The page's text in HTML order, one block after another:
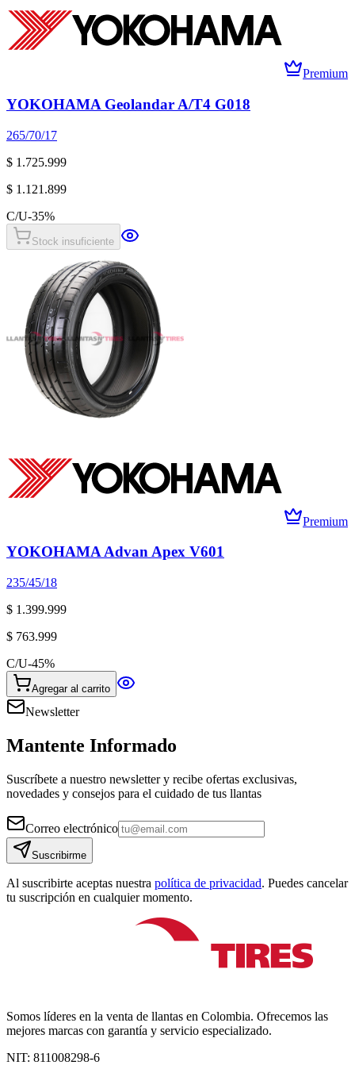
Premium
YOKOHAMA Geolandar A/T4 G018
265/70/17
$ 1.725.999
$ 1.121.899
C/U-35%
Stock insuficiente
Premium
YOKOHAMA Advan Apex V601
235/45/18
$ 1.399.999
$ 763.999
C/U-45%
Agregar al carrito
Newsletter
Mantente Informado
Suscríbete a nuestro newsletter y recibe ofertas exclusivas,
novedades y consejos para el cuidado de tus llantas
Correo electrónico
Suscribirme
Al suscribirte aceptas nuestra política de privacidad. Puedes cancelar
tu suscripción en cualquier momento.
Somos líderes en la venta de llantas en Colombia. Ofrecemos las
mejores marcas con garantía y servicio especializado.
NIT: 811008298-6